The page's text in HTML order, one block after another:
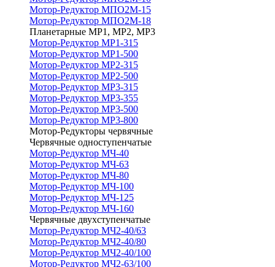
Мотор-Редуктор МПО2М-15
Мотор-Редуктор МПО2М-18
Планетарные МР1, МР2, МР3
Мотор-Редуктор МР1-315
Мотор-Редуктор МР1-500
Мотор-Редуктор МР2-315
Мотор-Редуктор МР2-500
Мотор-Редуктор МР3-315
Мотор-Редуктор МР3-355
Мотор-Редуктор МР3-500
Мотор-Редуктор МР3-800
Мотор-Редукторы червячные
Червячные одноступенчатые
Мотор-Редуктор МЧ-40
Мотор-Редуктор МЧ-63
Мотор-Редуктор МЧ-80
Мотор-Редуктор МЧ-100
Мотор-Редуктор МЧ-125
Мотор-Редуктор МЧ-160
Червячные двухступенчатые
Мотор-Редуктор МЧ2-40/63
Мотор-Редуктор МЧ2-40/80
Мотор-Редуктор МЧ2-40/100
Мотор-Редуктор МЧ2-63/100